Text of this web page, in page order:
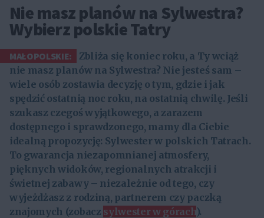
Nie masz planów na Sylwestra?
Wybierz polskie Tatry
MAŁOPOLSKIE:
Zbliża się koniec roku, a Ty wciąż
nie masz planów na Sylwestra? Nie jesteś sam –
wiele osób zostawia decyzję o tym, gdzie i jak
spędzić ostatnią noc roku, na ostatnią chwilę. Jeśli
szukasz czegoś wyjątkowego, a zarazem
dostępnego i sprawdzonego, mamy dla Ciebie
idealną propozycję: Sylwester w polskich Tatrach.
To gwarancja niezapomnianej atmosfery,
pięknych widoków, regionalnych atrakcji i
świetnej zabawy – niezależnie od tego, czy
wyjeżdżasz z rodziną, partnerem czy paczką
znajomych (zobacz sylwester w górach).